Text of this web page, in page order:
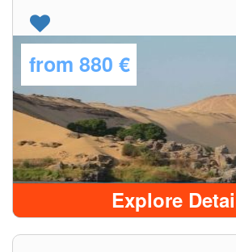
from 880 €
Explore